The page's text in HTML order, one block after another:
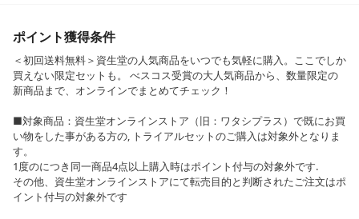
ポイント獲得条件
＜初回送料無料＞資生堂の人気商品をいつでも気軽に購入。ここでしか
買えない限定セットも。 べスコス受賞の大人気商品から、数量限定の
新商品まで、オンラインでまとめてチェック！
■対象商品：資生堂オンラインストア（旧：ワタシプラス）で既にお買
い物をした事がある方の, トライアルセットのご購入は対象外となりま
す。
1度のにつき同一商品4点以上購入時はポイント付与の対象外です.
その他、資生堂オンラインストアにて転売目的と判断されたご注文はポ
イント付与の対象外です